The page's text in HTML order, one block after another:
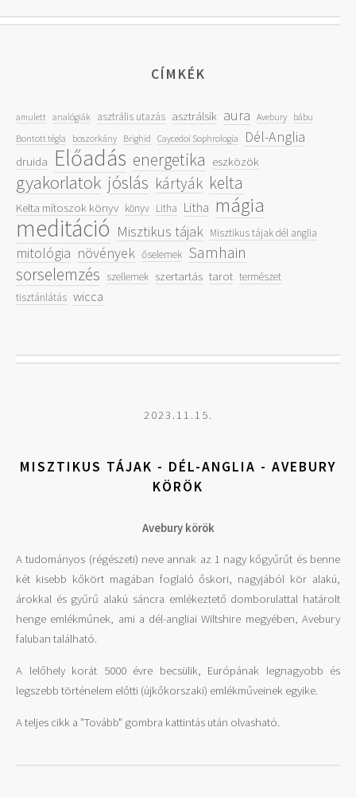
CÍMKÉK
amulett analógiák asztrális utazás asztrálsík aura Avebury bábu
Bontott tégla
boszorkány Brighid Caycedoi Sophrologia Dél-Anglia
druida Előadás energetika eszközök
gyakorlatok jóslás kártyák kelta
Kelta mítoszok könyv könyv Litha Litha mágia
meditáció Misztikus tájak Misztikus tájak dél anglia
mitológia növények őselemek Samhain
sorselemzés szellemek szertartás tarot természet
tisztánlátás wicca
2023.11.15.
MISZTIKUS TÁJAK - DÉL-ANGLIA - AVEBURY
KÖRÖK
Avebury körök
A tudományos (régészeti) neve annak az 1 nagy kőgyűrűt és benne
két kisebb kőkört magában foglaló őskori, nagyjából kör alakú,
árokkal és gyűrű alakú sáncra emlékeztető domborulattal határolt
henge emlékműnek, ami a dél-angliai Wiltshire megyében, Avebury
faluban található.
A lelőhely korát 5000 évre becsülik, Európának legnagyobb és
legszebb történelem előtti (újkőkorszaki) emlékműveinek egyike.
A teljes cikk a "Tovább" gombra kattintás után olvasható.